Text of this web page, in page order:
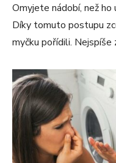
Omyjete nádobí, než
Díky tomuto postupu
myčku pořídili.